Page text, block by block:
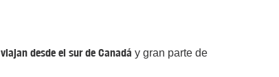
viajan desde el sur de Canadá y gran parte de